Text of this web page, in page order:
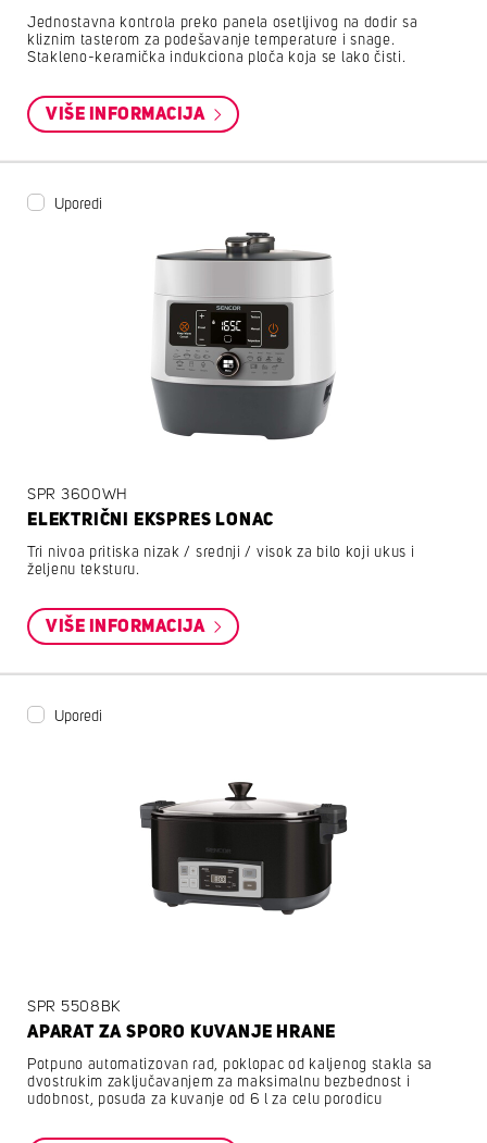
Jednostavna kontrola preko panela osetljivog na dodir sa
kliznim tasterom za podešavanje temperature i snage.
Stakleno-keramička indukciona ploča koja se lako čisti.
VIŠE INFORMACIJA
Uporedi
SPR 3600WH
ELEKTRIČNI EKSPRES LONAC
Tri nivoa pritiska nizak / srednji / visok za bilo koji ukus i
željenu teksturu.
VIŠE INFORMACIJA
Uporedi
SPR 5508BK
APARAT ZA SPORO KUVANJE HRANE
Potpuno automatizovan rad, poklopac od kaljenog stakla sa
dvostrukim zaključavanjem za maksimalnu bezbednost i
udobnost, posuda za kuvanje od 6 l za celu porodicu